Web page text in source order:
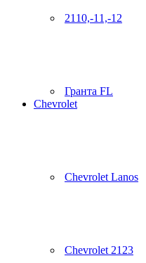
2110,-11,-12
Гранта FL
Chevrolet
Chevrolet Lanos
Chevrolet 2123